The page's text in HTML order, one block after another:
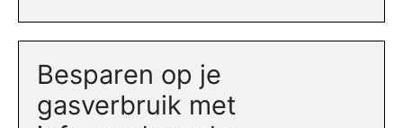
Besparen op je
gasverbruik met